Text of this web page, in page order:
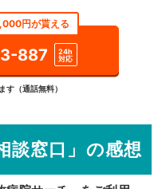
む
院名から探す
円が貰える
887
24h
対応
（通話無料）
談窓口」の感想